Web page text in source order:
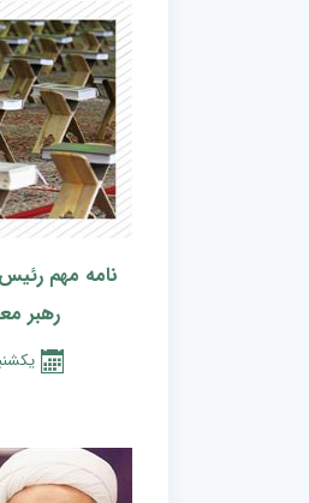
نامه مهم
رهبر